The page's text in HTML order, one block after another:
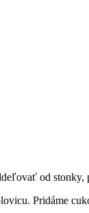
od stonky,
Pridáme